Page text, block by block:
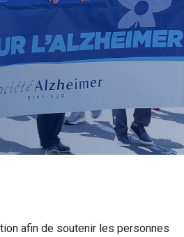
afin de soutenir les personnes